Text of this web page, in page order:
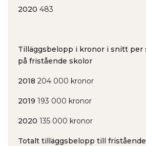
2020 483
Tilläggsbelopp i kronor i snitt per
på fristående skolor
2018 204 000 kronor
2019 193 000 kronor
2020 135 000 kronor
Totalt tilläggsbelopp till